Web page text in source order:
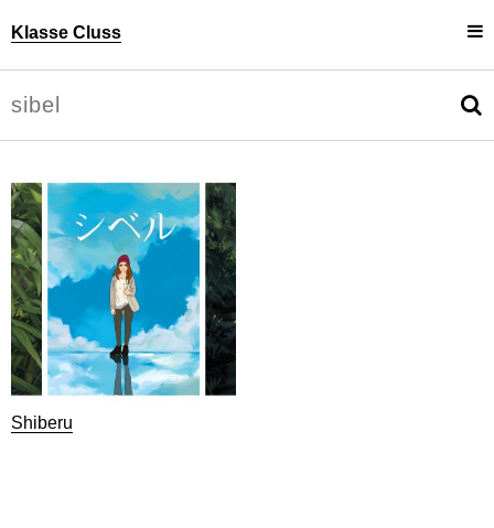
Klasse Cluss
Personen
Projekte
Uli Cluss
Information
Shiberu